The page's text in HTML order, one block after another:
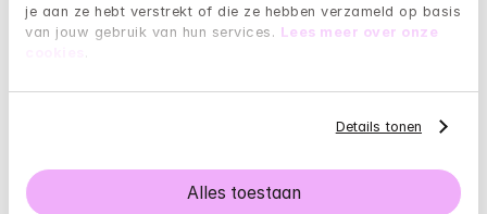
je aan ze hebt verstrekt of die ze hebben verzameld op basis
van jouw gebruik van hun services. Lees meer over onze
Details tonen
Alles toestaan
Eet meer omega-3 vetzuren: Voedingsmiddelen
zoals vis, noten en zaden kunnen ontstekingen
lichaam goed te functioneren en stress te
Het belang van slaap voor stressreductie